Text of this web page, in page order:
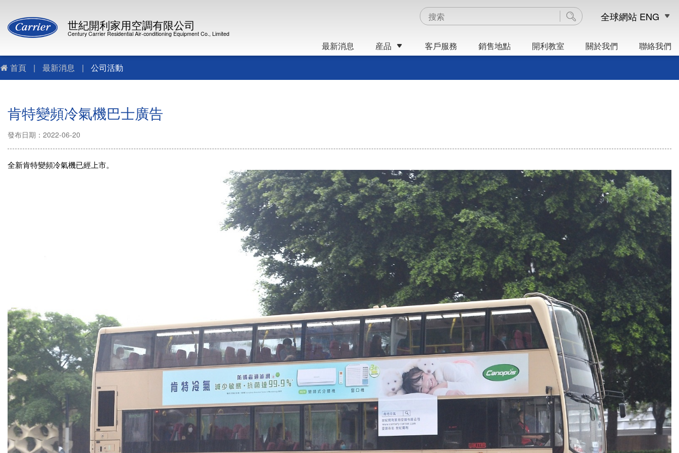
世紀開利家用空調有限公司
Century Carrier Residential Air-conditioning Equipment Co., Limited
最新消息 産品 客戶服務 銷售地點 開利教室 關於我們 聯絡我們
全球網站 ENG
首頁 | 最新消息 | 公司活動
肯特變頻冷氣機巴士廣告
發布日期：2022-06-20
全新肯特變頻冷氣機已經上市。